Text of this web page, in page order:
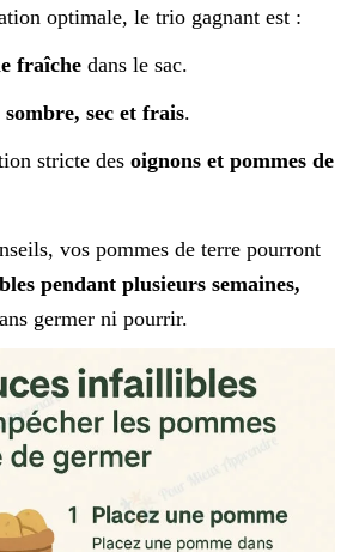
optimale, le trio gagnant est :
fraîche dans le sac.
sec et frais.
stricte des oignons et pommes de
vos pommes de terre pourront
pendant plusieurs semaines,
germer ni pourrir.